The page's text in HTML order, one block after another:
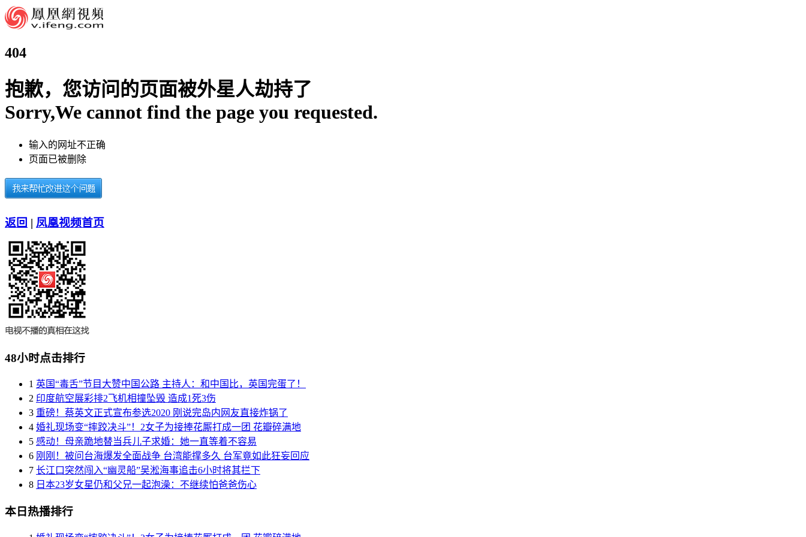
404
抱歉，您访问的页面被外星人劫持了
Sorry,We cannot find the page you requested.
输入的网址不正确
页面已被删除
返回 | 凤凰视频首页
48小时点击排行
1 英国“毒舌”节目大赞中国公路 主持人：和中国比，英国完蛋了！
2 印度航空展彩排2飞机相撞坠毁 造成1死3伤
3 重磅！蔡英文正式宣布参选2020 刚说完岛内网友直接炸锅了
4 婚礼现场变“摔跤决斗”！2女子为接捧花厮打成一团 花瓣碎满地
5 感动！母亲跪地替当兵儿子求婚：她一直等着不容易
6 刚刚！被问台海爆发全面战争 台湾能撑多久 台军竟如此狂妄回应
7 长江口突然闯入“幽灵船”吴淞海事追击6小时将其拦下
8 日本23岁女星仍和父兄一起泡澡：不继续怕爸爸伤心
本日热播排行